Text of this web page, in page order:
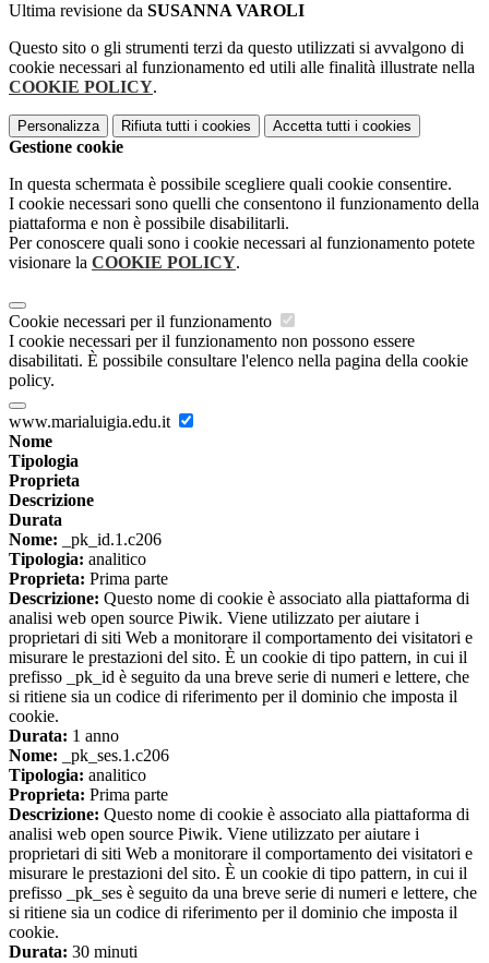
Ultima revisione da SUSANNA VAROLI
Questo sito o gli strumenti terzi da questo utilizzati si avvalgono di
cookie necessari al funzionamento ed utili alle finalità illustrate nella
COOKIE POLICY.
Personalizza Rifiuta tutti i cookies Accetta tutti i cookies
Gestione cookie
In questa schermata è possibile scegliere quali cookie consentire.
I cookie necessari sono quelli che consentono il funzionamento della
piattaforma e non è possibile disabilitarli.
Per conoscere quali sono i cookie necessari al funzionamento potete
visionare la COOKIE POLICY.
Cookie necessari per il funzionamento
I cookie necessari per il funzionamento non possono essere
disabilitati. È possibile consultare l'elenco nella pagina della cookie
policy.
www.marialuigia.edu.it
Nome
Tipologia
Proprieta
Descrizione
Durata
Nome: _pk_id.1.c206
Tipologia: analitico
Proprieta: Prima parte
Descrizione: Questo nome di cookie è associato alla piattaforma di
analisi web open source Piwik. Viene utilizzato per aiutare i
proprietari di siti Web a monitorare il comportamento dei visitatori e
misurare le prestazioni del sito. È un cookie di tipo pattern, in cui il
prefisso _pk_id è seguito da una breve serie di numeri e lettere, che
si ritiene sia un codice di riferimento per il dominio che imposta il
cookie.
Durata: 1 anno
Nome: _pk_ses.1.c206
Tipologia: analitico
Proprieta: Prima parte
Descrizione: Questo nome di cookie è associato alla piattaforma di
analisi web open source Piwik. Viene utilizzato per aiutare i
proprietari di siti Web a monitorare il comportamento dei visitatori e
misurare le prestazioni del sito. È un cookie di tipo pattern, in cui il
prefisso _pk_ses è seguito da una breve serie di numeri e lettere, che
si ritiene sia un codice di riferimento per il dominio che imposta il
cookie.
Durata: 30 minuti